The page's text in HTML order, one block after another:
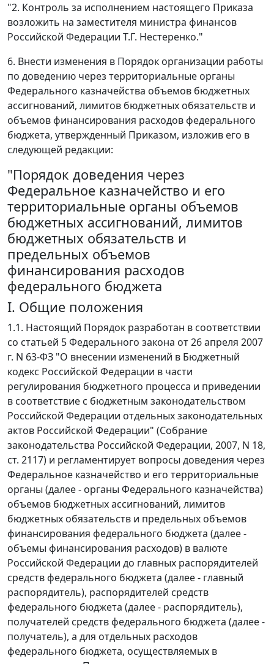
"2. Контроль за исполнением настоящего Приказа
возложить на заместителя министра финансов
Российской Федерации Т.Г. Нестеренко."
6. Внести изменения в Порядок организации работы
по доведению через территориальные органы
Федерального казначейства объемов бюджетных
ассигнований, лимитов бюджетных обязательств и
объемов финансирования расходов федерального
бюджета, утвержденный Приказом, изложив его в
следующей редакции:
"Порядок доведения через
Федеральное казначейство и его
территориальные органы объемов
бюджетных ассигнований, лимитов
бюджетных обязательств и
предельных объемов
финансирования расходов
федерального бюджета
I. Общие положения
1.1. Настоящий Порядок разработан в соответствии
со статьей 5 Федерального закона от 26 апреля 2007
г. N 63-ФЗ "О внесении изменений в Бюджетный
кодекс Российской Федерации в части
регулирования бюджетного процесса и приведении
в соответствие с бюджетным законодательством
Российской Федерации отдельных законодательных
актов Российской Федерации" (Собрание
законодательства Российской Федерации, 2007, N 18,
ст. 2117) и регламентирует вопросы доведения через
Федеральное казначейство и его территориальные
органы (далее - органы Федерального казначейства)
объемов бюджетных ассигнований, лимитов
бюджетных обязательств и предельных объемов
финансирования федерального бюджета (далее -
объемы финансирования расходов) в валюте
Российской Федерации до главных распорядителей
средств федерального бюджета (далее - главный
распорядитель), распорядителей средств
федерального бюджета (далее - распорядитель),
получателей средств федерального бюджета (далее -
получатель), а для отдельных расходов
федерального бюджета, осуществляемых в